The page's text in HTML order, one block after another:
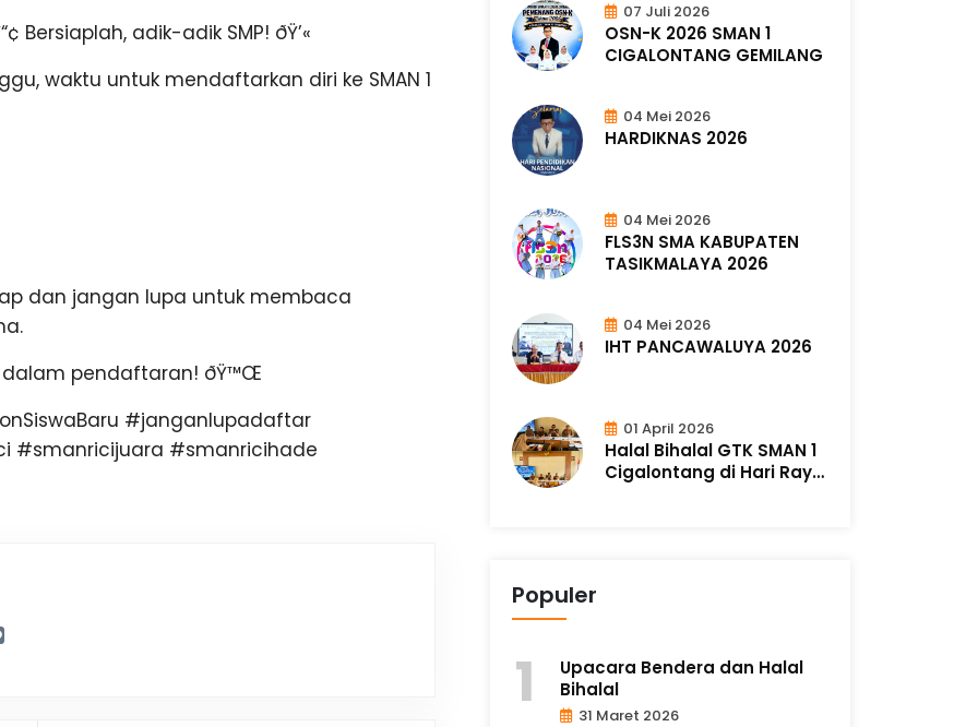
Bersiaplah, adik-adik SMP! ðŸ’«
waktu untuk mendaftarkan diri ke SMAN 1
dan jangan lupa untuk membaca
dalam pendaftaran! ðŸ™Œ
#janganlupadaftar
#smanricijuara #smanricihade
07 Juli 2026
OSN-K 2026 SMAN 1
CIGALONTANG GEMILANG
04 Mei 2026
HARDIKNAS 2026
04 Mei 2026
FLS3N SMA KABUPATEN
TASIKMALAYA 2026
04 Mei 2026
IHT PANCAWALUYA 2026
01 April 2026
Halal Bihalal GTK SMAN 1
Cigalontang di Hari Raya
Populer
Upacara Bendera dan Halal
Bihalal
31 Maret 2026